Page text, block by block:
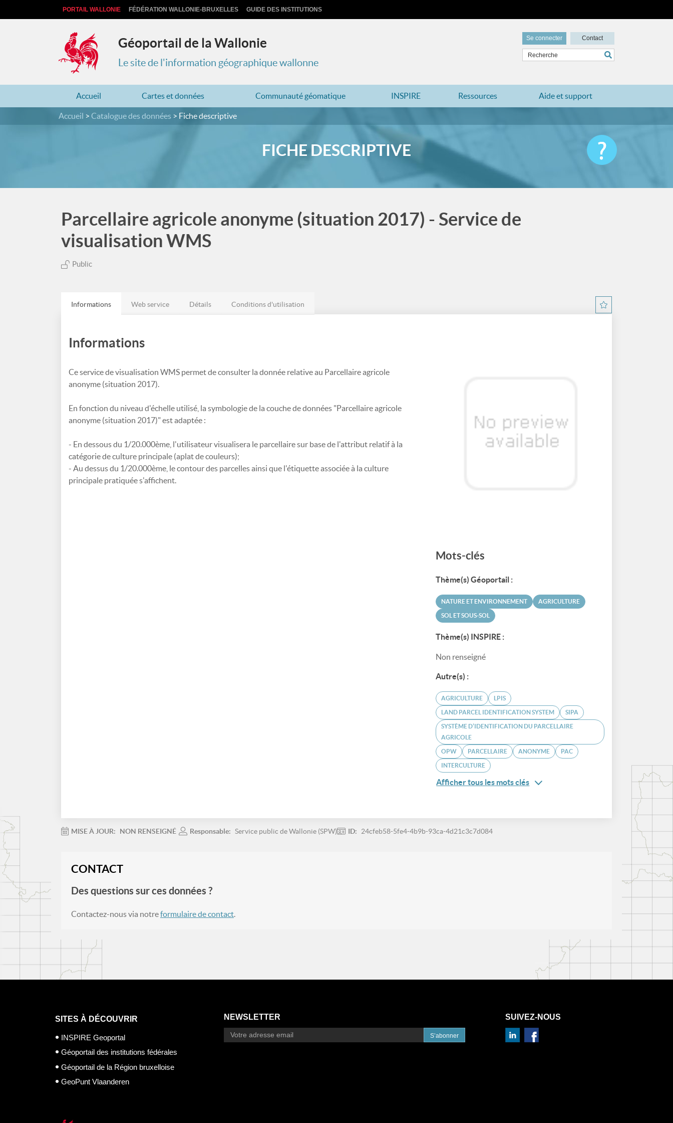
PORTAIL WALLONIE FÉDÉRATION WALLONIE-BRUXELLES GUIDE DES INSTITUTIONS
Géoportail de la Wallonie
Le site de l'information géographique wallonne
Se connecter Contact
Accueil Cartes et données Communauté géomatique INSPIRE Ressources Aide et support
Accueil Catalogue des données Fiche descriptive
FICHE DESCRIPTIVE
Parcellaire agricole anonyme (situation 2017) - Service de
visualisation WMS
Public
Informations Web service Détails Conditions d'utilisation
Informations
Ce service de visualisation WMS permet de consulter la donnée relative au Parcellaire agricole
anonyme (situation 2017).
En fonction du niveau d'échelle utilisé, la symbologie de la couche de données "Parcellaire agricole
anonyme (situation 2017)" est adaptée :
- En dessous du 1/20.000ème, l'utilisateur visualisera le parcellaire sur base de l'attribut relatif à la
catégorie de culture principale (aplat de couleurs);
- Au dessus du 1/20.000ème, le contour des parcelles ainsi que l'étiquette associée à la culture
principale pratiquée s'affichent.
Mots-clés
Thème(s) Géoportail :
NATURE ET ENVIRONNEMENT AGRICULTURE
SOL ET SOUS-SOL
Thème(s) INSPIRE :
Non renseigné
Autre(s) :
AGRICULTURE LPIS
LAND PARCEL IDENTIFICATION SYSTEM SIPA
SYSTÈME D’IDENTIFICATION DU PARCELLAIRE
AGRICOLE
OPW PARCELLAIRE ANONYME PAC
INTERCULTURE
Afficher tous les mots clés
MISE À JOUR: NON RENSEIGNÉ Responsable: Service public de Wallonie (SPW) ID: 24cfeb58-5fe4-4b9b-93ca-4d21c3c7d084
CONTACT
Des questions sur ces données ?
Contactez-nous via notreformulaire de contact.
SITES À DÉCOUVRIR
INSPIRE Geoportal
Géoportail des institutions fédérales
Géoportail de la Région bruxelloise
GeoPunt Vlaanderen
NEWSLETTER
S’abonner
SUIVEZ-NOUS